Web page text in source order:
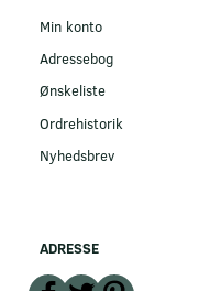
Min konto
Adressebog
Ønskeliste
Ordrehistorik
Nyhedsbrev
ADRESSE